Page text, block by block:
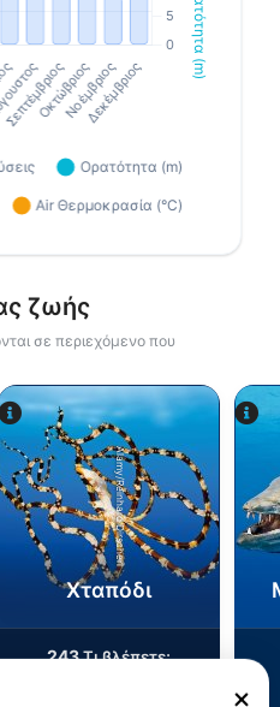
ζωής
σε περιεχόμενο που
Alamy/Reinhard Dirscherl
Χταπόδι
243Τι βλέπετε;